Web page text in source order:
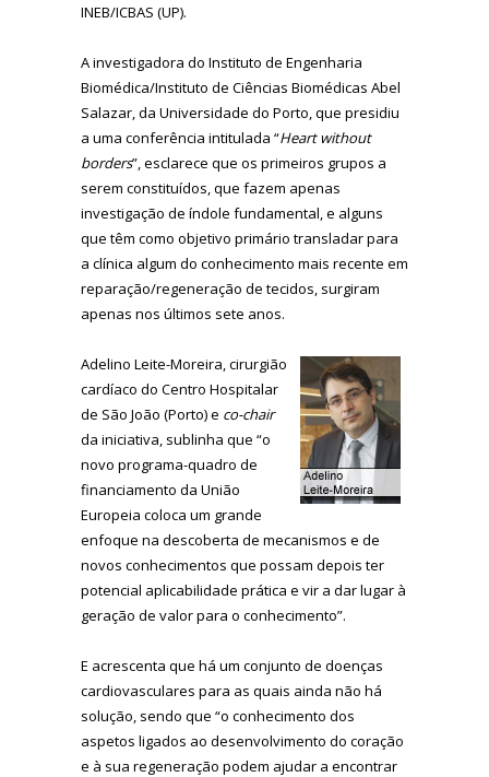
INEB/ICBAS (UP).
A investigadora do Instituto de Engenharia
Biomédica/Instituto de Ciências Biomédicas Abel
Salazar, da Universidade do Porto, que presidiu
a uma conferência intitulada “Heart without
borders”, esclarece que os primeiros grupos a
serem constituídos, que fazem apenas
investigação de índole fundamental, e alguns
que têm como objetivo primário transladar para
a clínica algum do conhecimento mais recente em
reparação/regeneração de tecidos, surgiram
apenas nos últimos sete anos.
Adelino Leite-Moreira, cirurgião
cardíaco do Centro Hospitalar
de São João (Porto) e co-chair
da iniciativa, sublinha que “o
novo programa-quadro de
financiamento da União
Europeia coloca um grande
enfoque na descoberta de mecanismos e de
novos conhecimentos que possam depois ter
potencial aplicabilidade prática e vir a dar lugar à
geração de valor para o conhecimento”.
E acrescenta que há um conjunto de doenças
cardiovasculares para as quais ainda não há
solução, sendo que “o conhecimento dos
aspetos ligados ao desenvolvimento do coração
e à sua regeneração podem ajudar a encontrar